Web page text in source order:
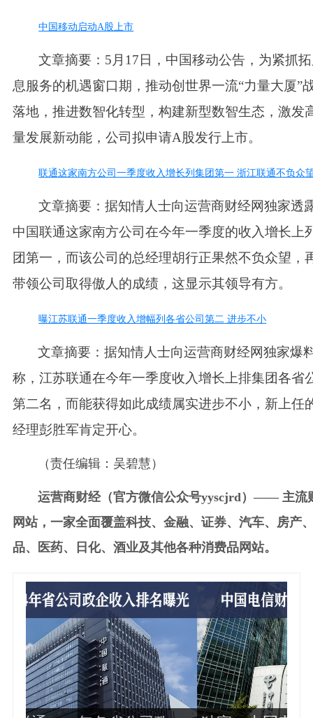
中国移动启动A股上市
文章摘要： 5月17日，中国移动公告，为紧抓
息服务的机遇窗口期，推动创世界一流“力量大厦”
落地，推进数智化转型，构建新型数智生态，激发
量发展新动能，公司拟申请A股发行上市。
联通这家南方公司一季度收入增长列集团第一 浙江联通不负众
文章摘要：据知情人士向运营商财经网独家透
中国联通这家南方公司在今年一季度的收入增长上
团第一，而该公司的总经理胡行正果然不负众望，
带领公司取得傲人的成绩，这显示其领导有方。
曝江苏联通一季度收入增幅列各省公司第二 进步不小
文章摘要：据知情人士向运营商财经网独家爆
称，江苏联通在今年一季度收入增长上排集团各省
第二名，而能获得如此成绩属实进步不小，新上任
经理彭胜军肯定开心。
（责任编辑：吴碧慧）
运营商财经（官方微信公众号yyscjrd）—— 主流
网站，一家全面覆盖科技、金融、证券、汽车、房产
品、医药、日化、酒业及其他各种消费品网站。